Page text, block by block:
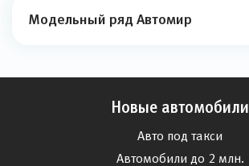
Модельный ряд Автомир
Новые автомобили
Авто под такси
Автомобили до 2 млн.